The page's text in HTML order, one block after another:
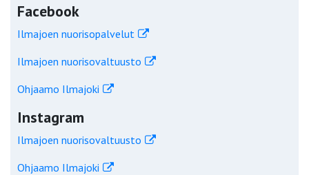
Facebook
Ilmajoen nuorisopalvelut
Ilmajoen nuorisovaltuusto
Ohjaamo Ilmajoki
Instagram
Ilmajoen nuorisovaltuusto
Ohjaamo Ilmajoki